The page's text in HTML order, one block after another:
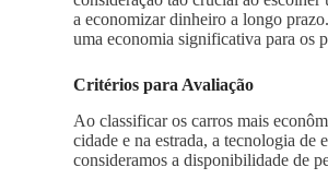
a economizar dinheiro a longo
uma economia significativa para os
Critérios para Avaliação
Ao classificar os carros mais
cidade e na estrada, a tecnologia
consideramos a disponibilidade de